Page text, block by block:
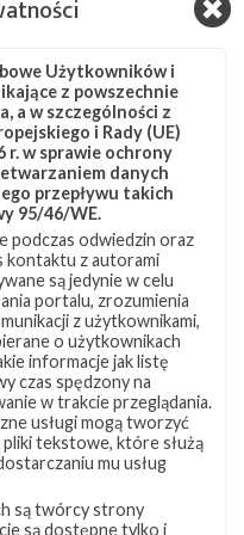
polskiego (30 sierpnia,
(SSO) wyniesiony
kosmicznej CONAE
pomocą radaru z
można obejrzeć na
to jeden z dwóch
7
Użytkowników i
z powszechnie
a w szczególności z
i Rady (UE)
r. w sprawie ochrony
danych
przepływu takich
95/46/WE.
podczas odwiedzin oraz
kontaktu z autorami
są jedynie w celu
portalu, zrozumienia
z użytkownikami,
o użytkownikach
informacje jak listę
czas spędzony na
w trakcie przeglądania.
usługi mogą tworzyć
tekstowe, które służą
mu usług
są twórcy strony
są dostępne tylko i